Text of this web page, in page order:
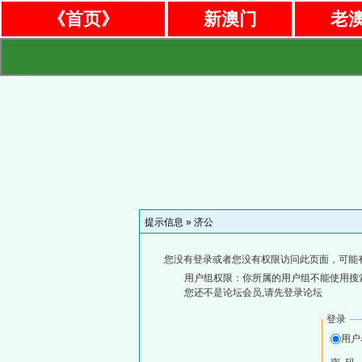
《首页》 新澳门 老
提示信息 » 济公
您没有登录或者您没有权限访问此页面，可能
用户组权限：你所属的用户组不能使用搜
您还不是论坛会员,请先登录论坛
登录
用